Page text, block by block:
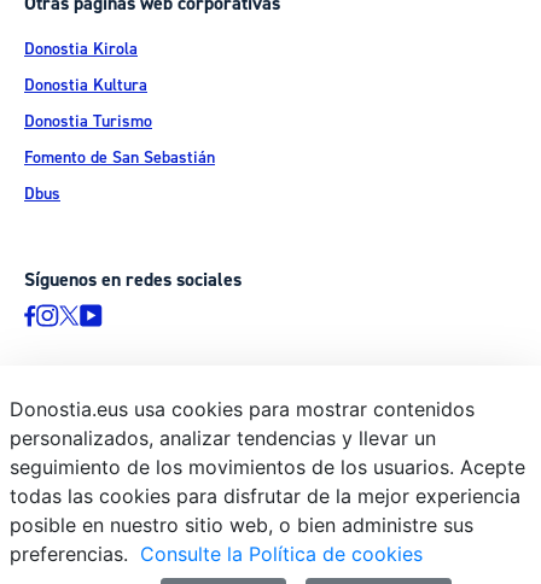
Donostia Kirola
Donostia Kultura
Donostia Turismo
Fomento de San Sebastián
Dbus
Síguenos en redes sociales
© Donostiako Udala - Ayuntamiento de Donostia / San Sebastián
Ijentea 1, 20003 Donostia / San Sebastián
Aviso legal
Política de privacidad
Política de cookies
Donostia.eus usa cookies para mostrar contenidos
personalizados, analizar tendencias y llevar un
seguimiento de los movimientos de los usuarios. Acepte
todas las cookies para disfrutar de la mejor experiencia
posible en nuestro sitio web, o bien administre sus
preferencias. Consulte la Política de cookies